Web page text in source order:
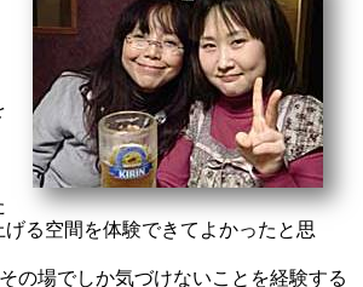
る空間を体験できてよかったと思
の場でしか気づけないことを経験する